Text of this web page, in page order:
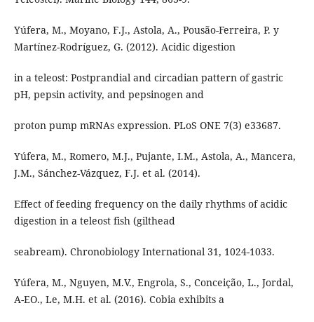
Yúfera, M., Moyano, F.J., Astola, A., Pousão-Ferreira, P. y
Martínez-Rodríguez, G. (2012). Acidic digestion
in a teleost: Postprandial and circadian pattern of gastric
pH, pepsin activity, and pepsinogen and
proton pump mRNAs expression. PLoS ONE 7(3) e33687.
Yúfera, M., Romero, M.J., Pujante, I.M., Astola, A., Mancera,
J.M., Sánchez-Vázquez, F.J. et al. (2014).
Effect of feeding frequency on the daily rhythms of acidic
digestion in a teleost fish (gilthead
seabream). Chronobiology International 31, 1024-1033.
Yúfera, M., Nguyen, M.V., Engrola, S., Conceição, L., Jordal,
A-EO., Le, M.H. et al. (2016). Cobia exhibits a